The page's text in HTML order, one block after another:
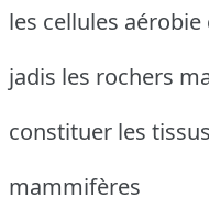
les cellules
jadis les rochers
constituer les
mammifères